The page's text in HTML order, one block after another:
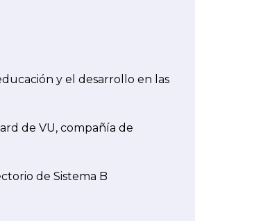
y el desarrollo en las
de VU, compañía de
de Sistema B